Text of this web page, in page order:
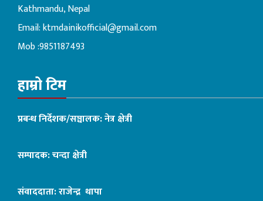
Kathmandu, Nepal
Email:ktmdainikofficial@gmail.com
Mob :9851187493
हाम्रो टिम
प्रबन्ध निर्देशक/सञ्चालक: नेत्र क्षेत्री
सम्पादक: चन्दा क्षेत्री
संवाददाता: राजेन्द्र थापा